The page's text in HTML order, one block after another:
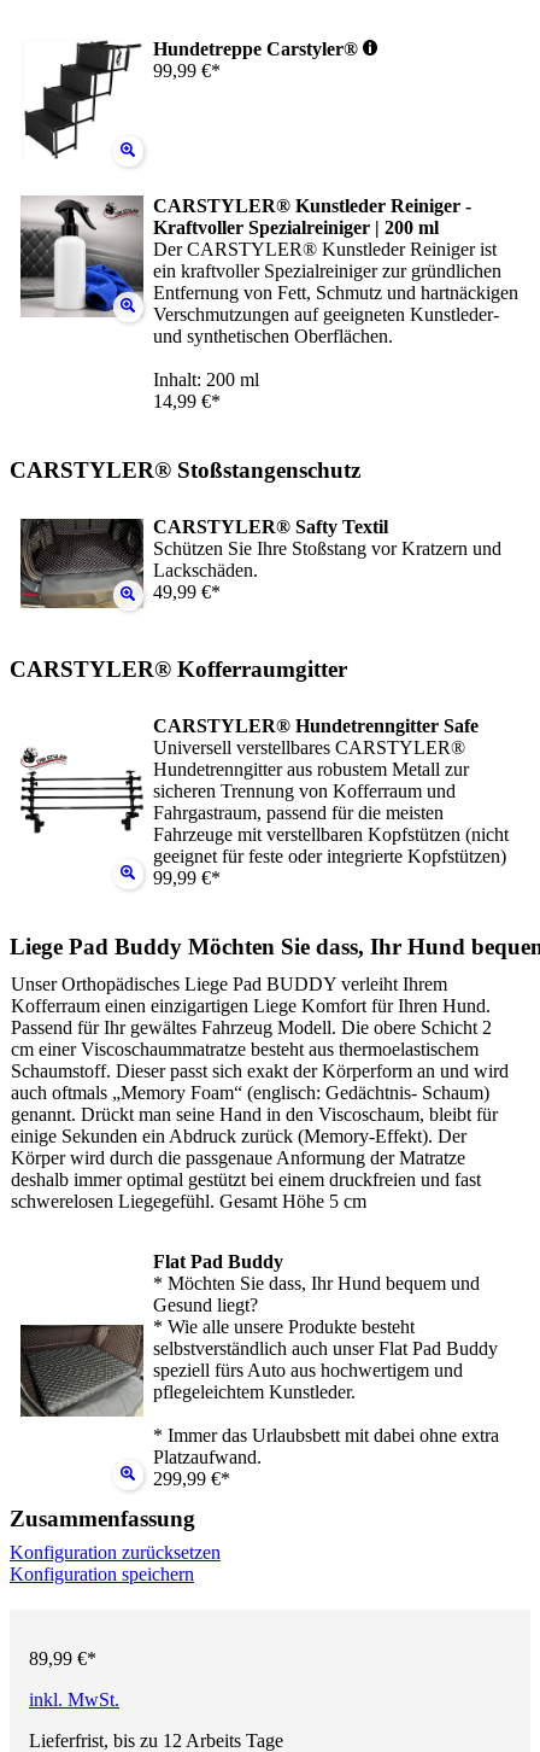
Hundetreppe Carstyler®
99,99 €*
CARSTYLER® Kunstleder Reiniger -
Kraftvoller Spezialreiniger | 200 ml
Der CARSTYLER® Kunstleder Reiniger ist
ein kraftvoller Spezialreiniger zur gründlichen
Entfernung von Fett, Schmutz und hartnäckigen
Verschmutzungen auf geeigneten Kunstleder-
und synthetischen Oberflächen.
Inhalt: 200 ml
14,99 €*
CARSTYLER® Stoßstangenschutz
CARSTYLER® Safty Textil
Schützen Sie Ihre Stoßstang vor Kratzern und
Lackschäden.
49,99 €*
CARSTYLER® Kofferraumgitter
CARSTYLER® Hundetrenngitter Safe
Universell verstellbares CARSTYLER®
Hundetrenngitter aus robustem Metall zur
sicheren Trennung von Kofferraum und
Fahrgastraum, passend für die meisten
Fahrzeuge mit verstellbaren Kopfstützen (nicht
geeignet für feste oder integrierte Kopfstützen)
99,99 €*
Liege Pad Buddy Möchten Sie dass, Ihr Hund
Unser Orthopädisches Liege Pad BUDDY verleiht Ihrem
Kofferraum einen einzigartigen Liege Komfort für Ihren Hund.
Passend für Ihr gewältes Fahrzeug Modell. Die obere Schicht 2
cm einer Viscoschaummatratze besteht aus thermoelastischem
Schaumstoff. Dieser passt sich exakt der Körperform an und wird
auch oftmals „Memory Foam“ (englisch: Gedächtnis- Schaum)
genannt. Drückt man seine Hand in den Viscoschaum, bleibt für
einige Sekunden ein Abdruck zurück (Memory-Effekt). Der
Körper wird durch die passgenaue Anformung der Matratze
deshalb immer optimal gestützt bei einem druckfreien und fast
schwerelosen Liegegefühl. Gesamt Höhe 5 cm
Flat Pad Buddy
* Möchten Sie dass, Ihr Hund bequem und
Gesund liegt?
* Wie alle unsere Produkte besteht
selbstverständlich auch unser Flat Pad Buddy
speziell fürs Auto aus hochwertigem und
pflegeleichtem Kunstleder.
* Immer das Urlaubsbett mit dabei ohne extra
Platzaufwand.
299,99 €*
Zusammenfassung
Konfiguration zurücksetzen
Konfiguration speichern
89,99 €*
inkl. MwSt.
Lieferfrist, bis zu 12 Arbeits Tage